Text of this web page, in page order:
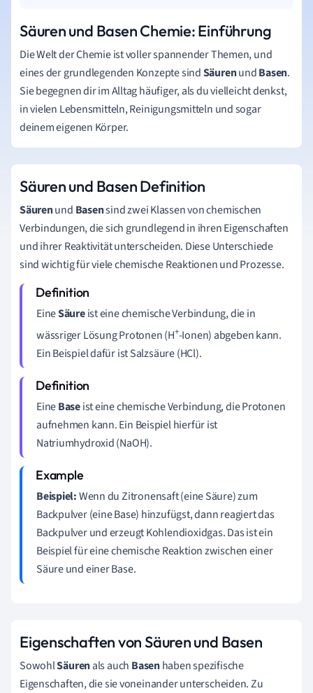
Säuren und Basen Chemie: Einführung
Die Welt der Chemie ist voller spannender Themen, und
eines der grundlegenden Konzepte sindSäurenundBasen.
Sie begegnen dir im Alltag häufiger, als du vielleicht denkst,
in vielen Lebensmitteln, Reinigungsmitteln und sogar
deinem eigenen Körper.
Säuren und Basen Definition
Säurenund Basensind zwei Klassen von chemischen
Verbindungen, die sich grundlegend in ihren Eigenschaften
und ihrer Reaktivität unterscheiden. Diese Unterschiede
sind wichtig für viele chemische Reaktionen und Prozesse.
EineSäureist eine chemische Verbindung, die in
wässriger Lösung Protonen (H+-Ionen) abgeben kann.
Ein Beispiel dafür ist Salzsäure (HCl).
EineBaseist eine chemische Verbindung, die Protonen
aufnehmen kann. Ein Beispiel hierfür ist
Natriumhydroxid (NaOH).
Beispiel:Wenn du Zitronensaft (eine Säure) zum
Backpulver (eine Base) hinzufügst, dann reagiert das
Backpulver und erzeugt Kohlendioxidgas. Das ist ein
Beispiel für eine chemische Reaktion zwischen einer
Säure und einer Base.
Eigenschaften von Säuren und Basen
SowohlSäurenals auch Basenhaben spezifische
Eigenschaften, die sie voneinander unterscheiden. Zu